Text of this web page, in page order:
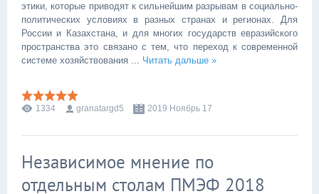
этики, которые приводят к сильнейшим разрывам в социально-
политических условиях в разных странах и регионах. Для
России и Казахстана, и для многих государств евразийского
пространства это связано с тем, что переход к современной
системе хозяйствования ... Читать дальше »
1334 granatargd5 2019 Ноябрь 17
Независимое мнение по
отдельным столам ПМЭФ 2018